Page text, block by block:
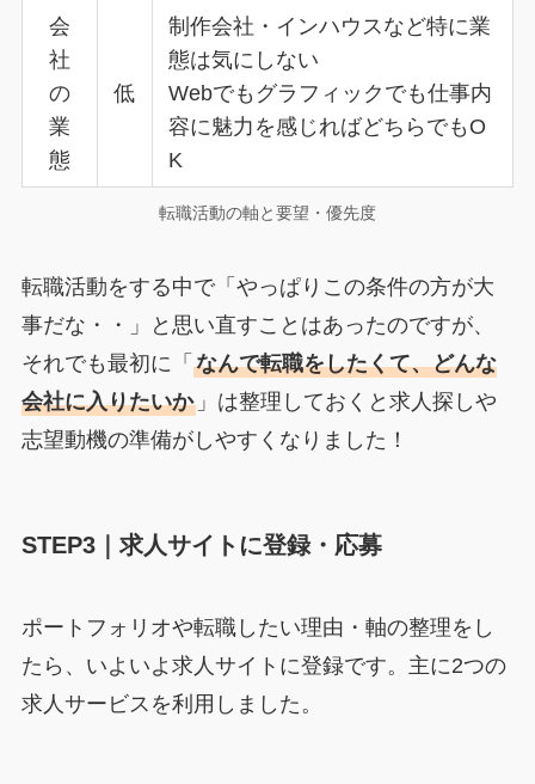
会
社
の
業
態
低
制作会社・インハウスなど特に業
態は気にしない
Webでもグラフィックでも仕事内
容に魅力を感じればどちらでもO
K
転職活動の軸と要望・優先度
転職活動をする中で「やっぱりこの条件の方が大
事だな・・」と思い直すことはあったのですが、
それでも最初に「 なんで転職をしたくて、どんな
会社に入りたいか」は整理しておくと求人探しや
志望動機の準備がしやすくなりました！
STEP3｜求人サイトに登録・応募
ポートフォリオや転職したい理由・軸の整理をし
たら、いよいよ求人サイトに登録です。主に2つの
求人サービスを利用しました。